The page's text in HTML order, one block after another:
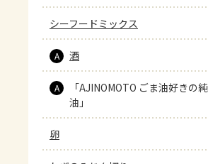
シーフードミックス
A 酒
A
「AJINOMOTO ごま油好きの
油」
卵